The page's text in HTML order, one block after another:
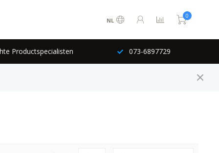
NL
0
Productspecialisten 073-6897729